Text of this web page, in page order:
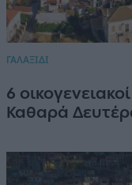
ΓΑΛΑΞΙΔΙ
6
Καθαρά